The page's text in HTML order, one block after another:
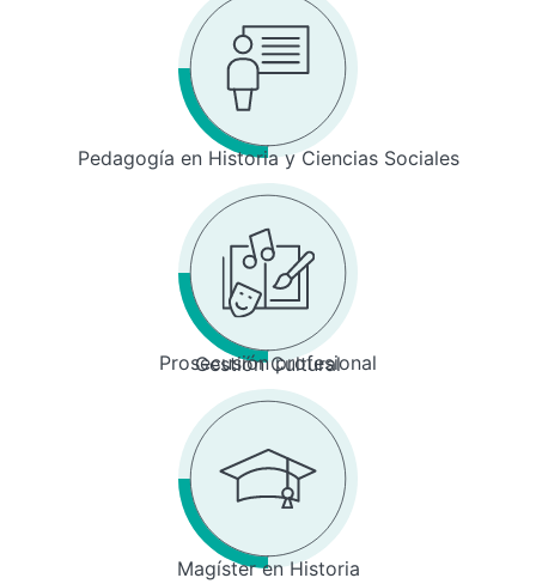
Pedagogía en Historia y Ciencias Sociales
Prosecusión profesional
Gestión Cultural
Magíster en Historia